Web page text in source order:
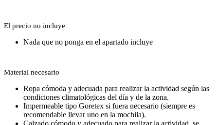
El precio no incluye
Nada que no ponga en el apartado incluye
Material necesario
Ropa cómoda y adecuada para realizar la actividad según las
condiciones climatológicas del día y de la zona.
Impermeable tipo Goretex si fuera necesario (siempre es
recomendable llevar uno en la mochila).
Calzado cómodo y adecuado para realizar la actividad, se